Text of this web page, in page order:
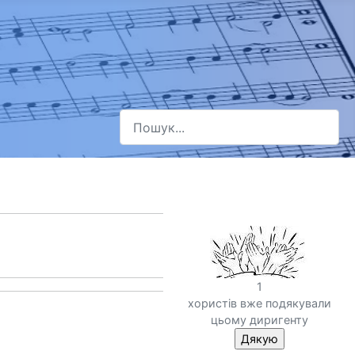
Пошук
Type 2 or more characters for results.
1
хористів вже подякували
цьому диригенту